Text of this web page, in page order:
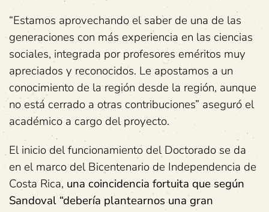
“Estamos aprovechando el saber de una de las
generaciones con más experiencia en las ciencias
sociales, integrada por profesores eméritos muy
apreciados y reconocidos. Le apostamos a un
conocimiento de la región desde la región, aunque
no está cerrado a otras contribuciones” aseguró el
académico a cargo del proyecto.
El inicio del funcionamiento del Doctorado se da
en el marco del Bicentenario de Independencia de
Costa Rica, una coincidencia fortuita que según
Sandoval “debería plantearnos una gran